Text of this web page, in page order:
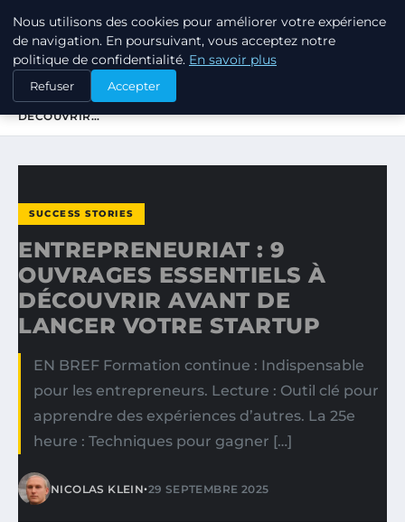
TUEZ-LES TOUS
ACCUEIL
SUCCESS STORIES
ENTREPRENEURIAT : 9 OUVRAGES ESSENTIELS À
DÉCOUVRIR…
SUCCESS STORIES
ENTREPRENEURIAT : 9
OUVRAGES ESSENTIELS À
DÉCOUVRIR AVANT DE
LANCER VOTRE STARTUP
EN BREF Formation continue : Indispensable
pour les entrepreneurs. Lecture : Outil clé pour
apprendre des expériences d’autres. La 25e
heure : Techniques pour gagner […]
NICOLAS KLEIN•29 SEPTEMBRE 2025
Nous utilisons des cookies pour améliorer votre expérience
de navigation. En poursuivant, vous acceptez notre
politique de confidentialité. En savoir plus
Refuser Accepter